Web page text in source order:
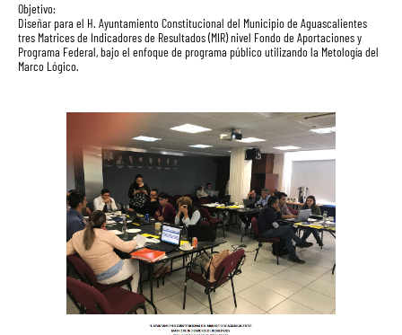
Objetivo:
Diseñar para el H. Ayuntamiento Constitucional del Municipio de Aguascalientes
tres Matrices de Indicadores de Resultados (MIR) nivel Fondo de Aportaciones y
Programa Federal, bajo el enfoque de programa público utilizando la Metología del
Marco Lógico.